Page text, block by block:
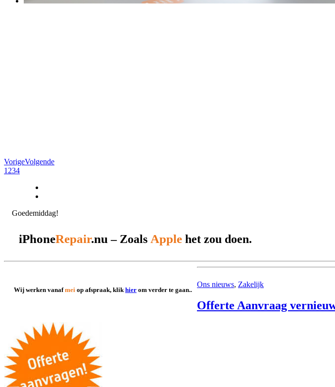
VorigeVolgende
1 234
Goedemiddag!
iPhoneRepair.nu– Zoals Apple het zou doen.
Wij werken vanafmei op afspraak, klikhier om verder te gaan..
Ons nieuws, Zakelijk
Offerte Aanvraag